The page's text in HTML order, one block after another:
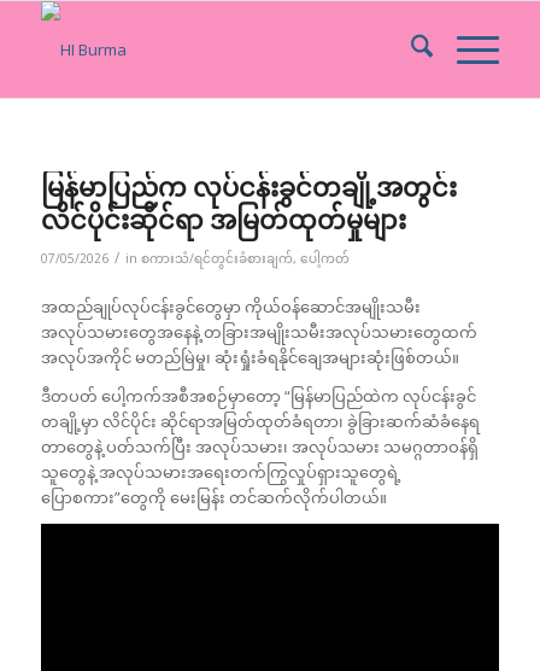
မြန်မာပြည်က လုပ်ငန်းခွင်တချို့အတွင်း
လိင်ပိုင်းဆိုင်ရာ အမြတ်ထုတ်မှုများ
07/05/2026 / in စကားသံ/ရင်တွင်းခံစားချက်, ပေါ့ကတ်
အထည်ချုပ်လုပ်ငန်းခွင်တွေမှာ ကိုယ်ဝန်ဆောင်အမျိုးသမီး
အလုပ်သမားတွေအနေနဲ့ တခြားအမျိုးသမီးအလုပ်သမားတွေထက်
အလုပ်အကိုင် မတည်မြဲမှု၊ ဆုံးရှုံးခံရနိုင်ချေအများဆုံးဖြစ်တယ်။
ဒီတပတ် ပေါ့ကက်အစီအစဉ်မှာတော့ “မြန်မာပြည်ထဲက လုပ်ငန်းခွင်
တချို့မှာ လိင်ပိုင်း ဆိုင်ရာအမြတ်ထုတ်ခံရတာ၊ ခွဲခြားဆက်ဆံခံနေရ
တာတွေနဲ့ ပတ်သက်ပြီး အလုပ်သမား၊ အလုပ်သမား သမဂ္ဂတာဝန်ရှိ
သူတွေနဲ့ အလုပ်သမားအရေးတက်ကြွလှုပ်ရှားသူတွေရဲ့
ပြောစကား”တွေကို မေးမြန်း တင်ဆက်လိုက်ပါတယ်။